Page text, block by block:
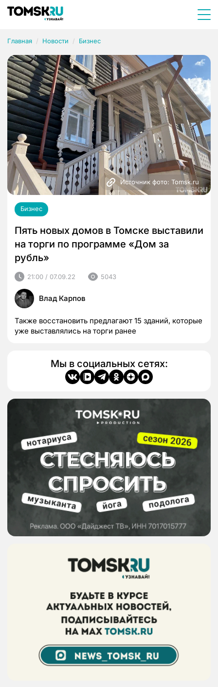
Главная Новости Бизнес
Источник фото: Tomsk.ru
Бизнес
Пять новых домов в Томске выставили
на торги по программе «Дом за
рубль»
21:00 / 07.09.22 5043
Влад Карпов
Также восстановить предлагают 15 зданий, которые
уже выставлялись на торги ранее
Мы в социальных сетях: